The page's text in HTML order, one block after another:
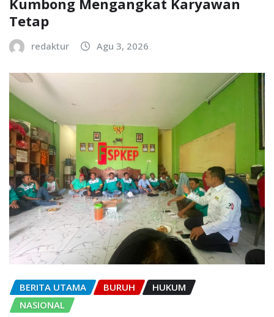
Tetap
redaktur Agu 3, 2026
BERITA UTAMA BURUH
HUKUM
NASIONAL